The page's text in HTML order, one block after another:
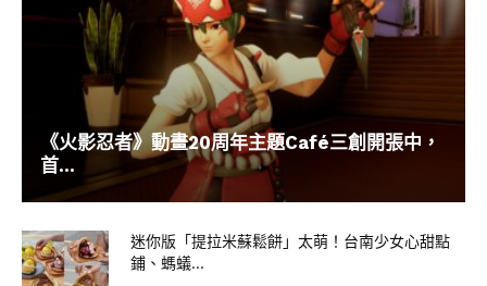
《火影忍者》動畫20周年主題Café三創開張中，
首...
迷你版「提拉米蘇鬆餅」太萌！台南少女心甜點
鋪、螞蟻...